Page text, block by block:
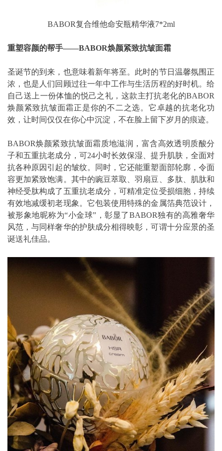
BABOR复合维他命安瓶精华液7*2ml
重塑容颜的帮手——BABOR焕颜紧致抗皱面霜
圣诞节的到来，也意味着新年将至。此时的节日温馨氛围正
浓，也是人们回顾过往一年中工作与生活历程的好时机。给
自己送上一份体恤的悦己之礼，这款主打抗老化的BABOR
焕颜紧致抗皱面霜正是你的不二之选。它卓越的抗老化功
效，让时间仅仅在你心中沉淀，不在脸上留下岁月的痕迹。
BABOR焕颜紧致抗皱面霜质地滋润，富含高效透明质酸分
子和五重抗老成分，可24小时长效保湿、提升肌肤，全面对
抗各种原因引起的皱纹。同时，它还能重塑面部轮廓，令面
容更加紧致饱满。其中的豌豆萃取、羽扇豆、多肽、肌肽和
神经受肽构成了五重抗老成分，可精准定位受损细胞，持续
有效地减缓初老现象。它包装使用特殊的金属箔典范设计，
被形象地昵称为“小金球”，彰显了BABOR独有的高雅奢华
风范，与同样奢华的护肤成分相得映彰，可谓十分应景的圣
诞送礼佳品。